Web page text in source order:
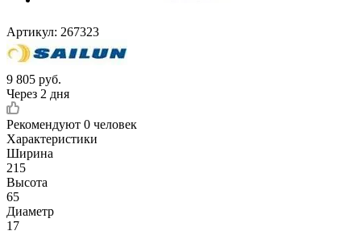
Артикул: 267323
9 805 руб.
Через 2 дня
Рекомендуют 0 человек
Характеристики
Ширина
215
Высота
65
Диаметр
17